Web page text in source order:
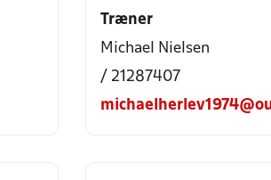
Træner
Michael Nielsen
/ 21287407